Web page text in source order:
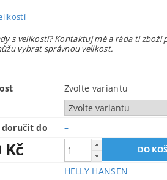
s velikostí? Kontaktuj mě a ráda ti zboží
vybrat správnou velikost.
Zvolte variantu
doručit do –
Kč
HELLY HANSEN